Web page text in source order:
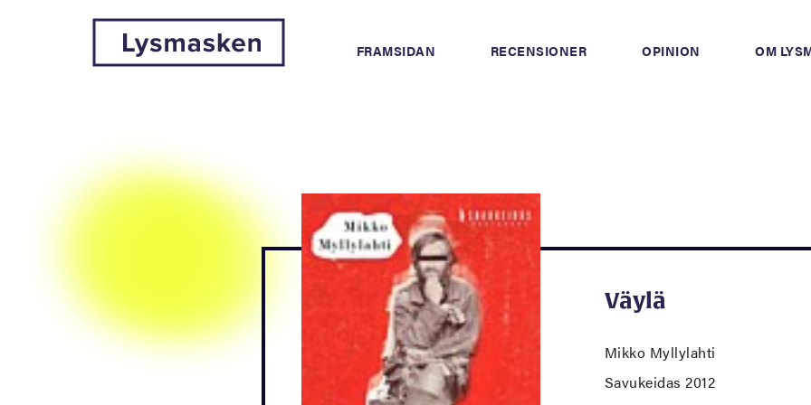
FRAMSIDAN RECENSIONER OPINION OM
Väylä
Mikko Myllylahti
Savukeidas 2012